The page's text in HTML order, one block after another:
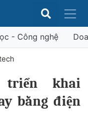
- Công nghệ
triển khai
bằng điện